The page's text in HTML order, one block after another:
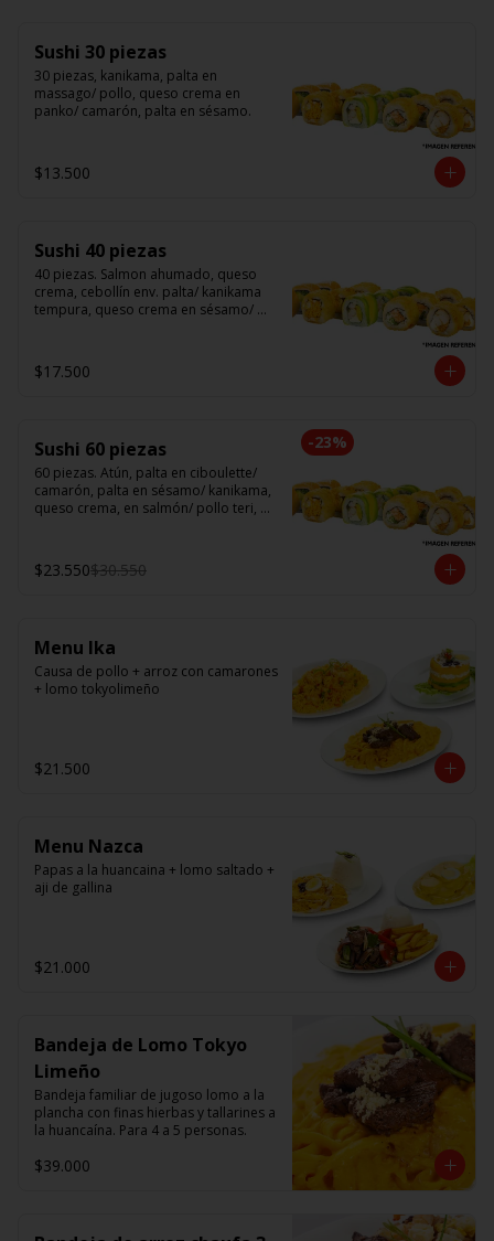
Sushi 30 piezas
30 piezas, kanikama, palta en
massago/ pollo, queso crema en
panko/ camarón, palta en sésamo.
$13.500
Sushi 40 piezas
40 piezas. Salmon ahumado, queso
crema, cebollín env. palta/ kanikama
tempura, queso crema en sésamo/
$17.500
-23%
Sushi 60 piezas
60 piezas. Atún, palta en ciboulette/
camarón, palta en sésamo/ kanikama,
queso crema, en salmón/ pollo teri,
panko/ camarón, queso crema, en
panko.
$23.550$30.550
Menu Ika
Causa de pollo + arroz con camarones
+ lomo tokyolimeño
$21.500
Menu Nazca
Papas a la huancaina + lomo saltado +
aji de gallina
$21.000
Bandeja de Lomo Tokyo
Limeño
Bandeja familiar de jugoso lomo a la
plancha con finas hierbas y tallarines a
la huancaína. Para 4 a 5 personas.
$39.000